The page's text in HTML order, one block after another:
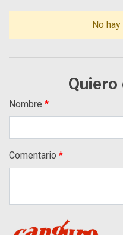
No
Nombre
Comentario